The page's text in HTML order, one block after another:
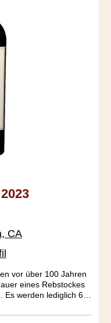
CA
vor über 100 Jahren
eines Rebstockes
Es werden lediglich 6
Frucht und das tiefe